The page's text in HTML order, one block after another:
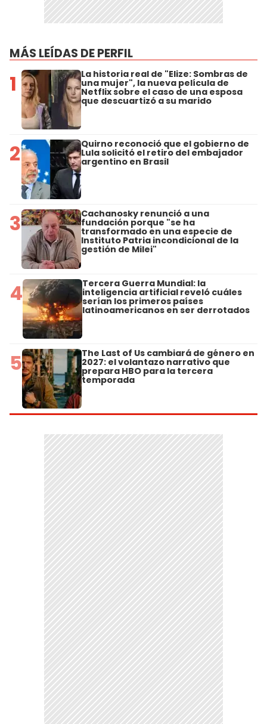
MÁS LEÍDAS DE PERFIL
1 La historia real de "Elize: Sombras de
una mujer", la nueva película de
Netflix sobre el caso de una esposa
que descuartizó a su marido
2 Quirno reconoció que el gobierno de
Lula solicitó el retiro del embajador
argentino en Brasil
3 Cachanosky renunció a una
fundación porque "se ha
transformado en una especie de
Instituto Patria incondicional de la
gestión de Milei"
4 Tercera Guerra Mundial: la
inteligencia artificial reveló cuáles
serían los primeros países
latinoamericanos en ser derrotados
5 The Last of Us cambiará de género en
2027: el volantazo narrativo que
prepara HBO para la tercera
temporada